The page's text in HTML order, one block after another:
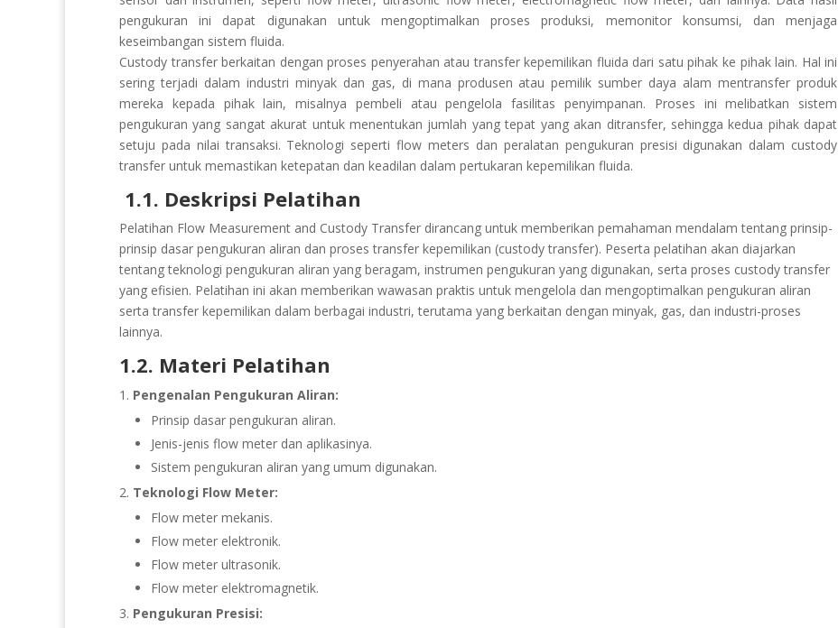
pengukuran ini dapat digunakan untuk mengoptimalkan proses produksi, memonitor konsumsi, dan menjaga
keseimbangan sistem fluida.
Custody transfer berkaitan dengan proses penyerahan atau transfer kepemilikan fluida dari satu pihak ke pihak lain. Hal ini
sering terjadi dalam industri minyak dan gas, di mana produsen atau pemilik sumber daya alam mentransfer produk
mereka kepada pihak lain, misalnya pembeli atau pengelola fasilitas penyimpanan. Proses ini melibatkan sistem
pengukuran yang sangat akurat untuk menentukan jumlah yang tepat yang akan ditransfer, sehingga kedua pihak dapat
setuju pada nilai transaksi. Teknologi seperti flow meters dan peralatan pengukuran presisi digunakan dalam custody
transfer untuk memastikan ketepatan dan keadilan dalam pertukaran kepemilikan fluida.
1.1. Deskripsi Pelatihan
Pelatihan Flow Measurement and Custody Transfer dirancang untuk memberikan pemahaman mendalam tentang prinsip-
prinsip dasar pengukuran aliran dan proses transfer kepemilikan (custody transfer). Peserta pelatihan akan diajarkan
tentang teknologi pengukuran aliran yang beragam, instrumen pengukuran yang digunakan, serta proses custody transfer
yang efisien. Pelatihan ini akan memberikan wawasan praktis untuk mengelola dan mengoptimalkan pengukuran aliran
serta transfer kepemilikan dalam berbagai industri, terutama yang berkaitan dengan minyak, gas, dan industri-proses
lainnya.
1.2. Materi Pelatihan
Pengenalan Pengukuran Aliran:
Prinsip dasar pengukuran aliran.
Jenis-jenis flow meter dan aplikasinya.
Sistem pengukuran aliran yang umum digunakan.
Teknologi Flow Meter:
Flow meter mekanis.
Flow meter elektronik.
Flow meter ultrasonik.
Flow meter elektromagnetik.
Pengukuran Presisi: